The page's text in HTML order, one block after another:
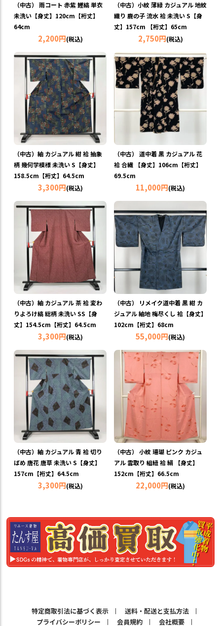
（中古） 雨コート 赤紫 鰹縞 単衣
未洗い【身丈】120cm【裄丈】
64cm
2,200円(税込)
（中古）小紋 薄緑 カジュアル 地紋
織り 鹿の子 流水 袷 未洗い S【身
丈】157cm 【裄丈】65cm
2,750円(税込)
（中古）紬 カジュアル 紺 袷 抽象
柄 幾何学模様 未洗い S【身丈】
158.5cm【裄丈】64.5cm
3,300円(税込)
（中古） 道中着 黒 カジュアル 花
袷 合繊 【身丈】106cm【裄丈】
69.5cm
11,000円(税込)
（中古）紬 カジュアル 茶 袷 変わ
りよろけ縞 総柄 未洗い SS【身
丈】154.5cm【裄丈】64.5cm
3,300円(税込)
（中古） リメイク道中着 黒 紺 カ
ジュアル 紬地 梅尽くし 袷【身丈】
102cm【裄丈】68cm
55,000円(税込)
（中古）紬 カジュアル 青 袷 切り
ばめ 唐花 唐草 未洗い S【身丈】
157cm【裄丈】64.5cm
3,300円(税込)
（中古） 小紋 珊瑚 ピンク カジュ
アル 雲取り 組紐 袷 絹 【身丈】
152cm【裄丈】66.5cm
22,000円(税込)
特定商取引法に基づく表示
送料・配送と支払方法
プライバシーポリシー
会員規約 会社概要